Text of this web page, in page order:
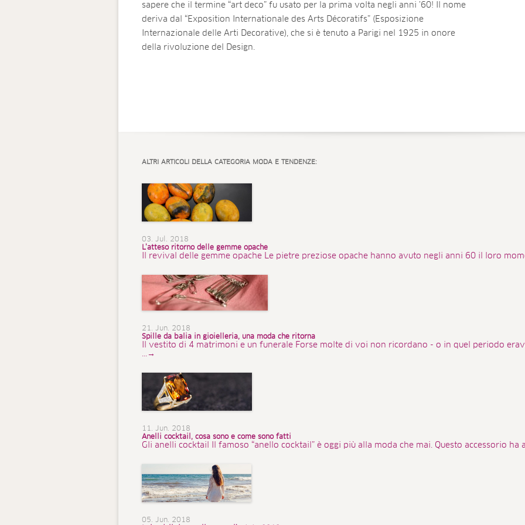
sapere che il termine “art deco” fu usato per la prima volta negli anni ’60! Il nome
deriva dal “Exposition Internationale des Arts Décoratifs” (Esposizione
Internazionale delle Arti Decorative), che si è tenuto a Parigi nel 1925 in onore
della rivoluzione del Design.
ALTRI ARTICOLI DELLA CATEGORIA MODA E TENDENZE:
03. Jul. 2018
L’atteso ritorno delle gemme opache
Il revival delle gemme opache Le pietre preziose opache hanno avuto negli anni 60 il loro
21. Jun. 2018
Spille da balia in gioielleria, una moda che ritorna
Il vestito di 4 matrimoni e un funerale Forse molte di voi non ricordano - o in quel periodo
...→
11. Jun. 2018
Anelli cocktail, cosa sono e come sono fatti
Gli anelli cocktail Il famoso “anello cocktail” è oggi più alla moda che mai. Questo accessorio ha
05. Jun. 2018